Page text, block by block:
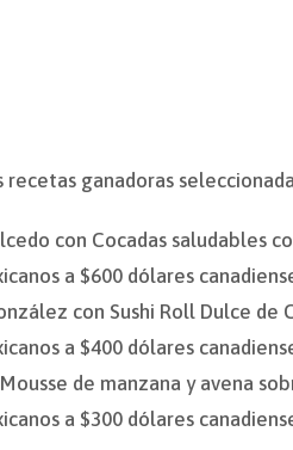
ganadoras
con Cocadas saludables
a $600 dólares
con Sushi Roll Dulce de
a $400 dólares
de manzana y avena
a $300 dólares